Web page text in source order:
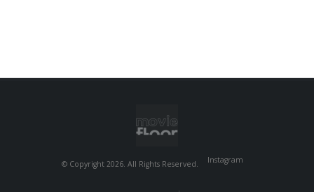
© Copyright 2026. All Rights Reserved. Instagram